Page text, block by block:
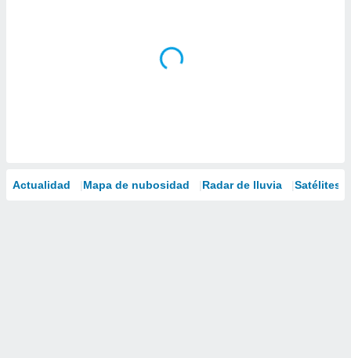
Actualidad Mapa de nubosidad Radar de lluvia Satélites